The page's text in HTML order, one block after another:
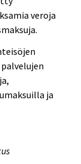
veroja
ja